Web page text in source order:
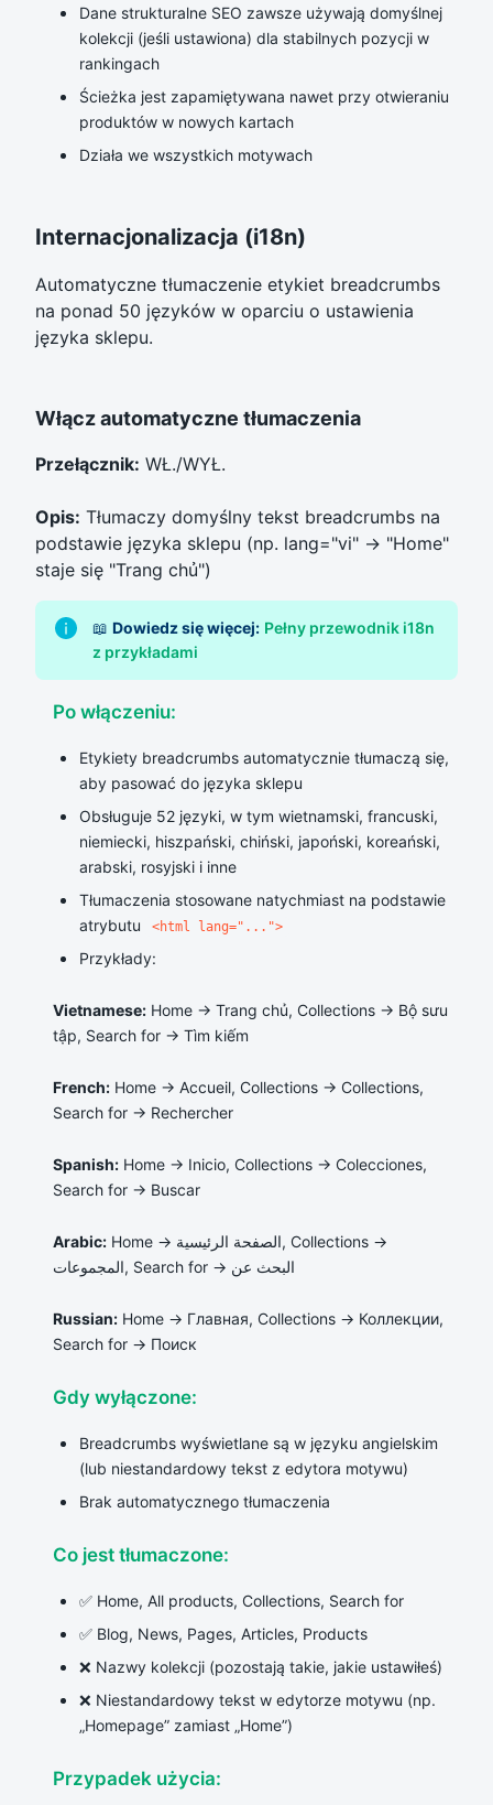
Dane strukturalne SEO zawsze używają domyślnej
kolekcji (jeśli ustawiona) dla stabilnych pozycji w
rankingach
Ścieżka jest zapamiętywana nawet przy otwieraniu
produktów w nowych kartach
Działa we wszystkich motywach
Internacjonalizacja (i18n)
Automatyczne tłumaczenie etykiet breadcrumbs
na ponad 50 języków w oparciu o ustawienia
języka sklepu.
Włącz automatyczne tłumaczenia
Przełącznik: WŁ./WYŁ.
Opis: Tłumaczy domyślny tekst breadcrumbs na
podstawie języka sklepu (np. lang="vi" → "Home"
staje się "Trang chủ")
📖 Dowiedz się więcej: Pełny przewodnik i18n
z przykładami
Po włączeniu:
Etykiety breadcrumbs automatycznie tłumaczą się,
aby pasować do języka sklepu
Obsługuje 52 języki, w tym wietnamski, francuski,
niemiecki, hiszpański, chiński, japoński, koreański,
arabski, rosyjski i inne
Tłumaczenia stosowane natychmiast na podstawie
atrybutu
<html lang="...">
Przykłady:
Vietnamese: Home → Trang chủ, Collections → Bộ sưu
tập, Search for → Tìm kiếm
French: Home → Accueil, Collections → Collections,
Search for → Rechercher
Spanish: Home → Inicio, Collections → Colecciones,
Search for → Buscar
Arabic: Home → الصفحة الرئيسية, Collections →
المجموعات, Search for → البحث عن
Russian: Home → Главная, Collections → Коллекции,
Search for → Поиск
Gdy wyłączone:
Breadcrumbs wyświetlane są w języku angielskim
(lub niestandardowy tekst z edytora motywu)
Brak automatycznego tłumaczenia
Co jest tłumaczone:
✅ Home, All products, Collections, Search for
✅ Blog, News, Pages, Articles, Products
❌ Nazwy kolekcji (pozostają takie, jakie ustawiłeś)
❌ Niestandardowy tekst w edytorze motywu (np.
„Homepage” zamiast „Home”)
Przypadek użycia: